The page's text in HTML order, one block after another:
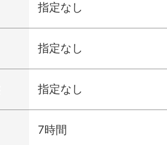
指定なし
指定なし
指定なし
7時間